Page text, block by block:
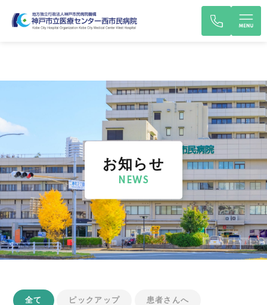
お知らせ
NEWS
全て ピックアップ 患者さんへ